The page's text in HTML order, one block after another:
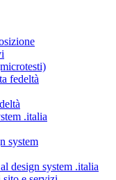
fedeltà
.italia
system
design system .italia